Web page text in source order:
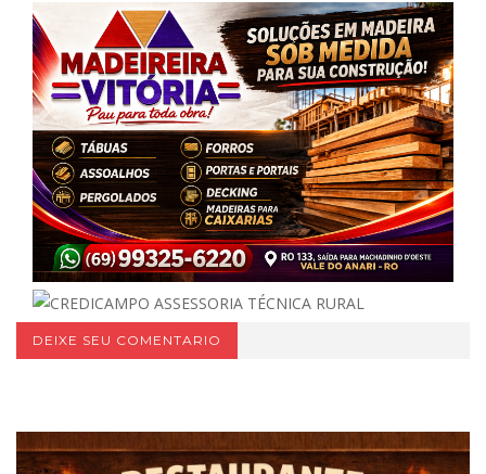
DEIXE SEU COMENTARIO